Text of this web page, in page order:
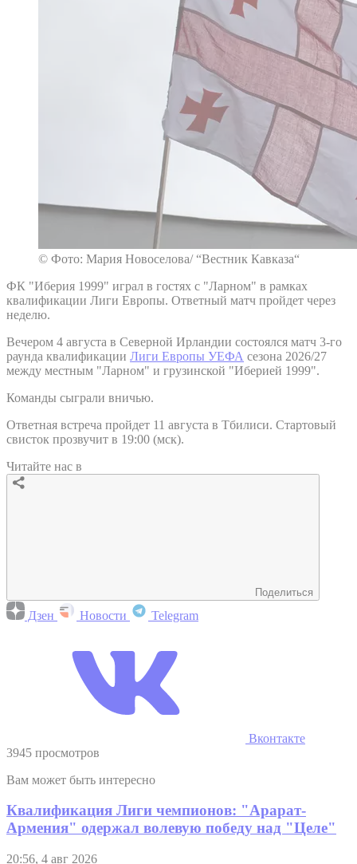
© Фото: Мария Новоселова/ “Вестник Кавказа“
ФК "Иберия 1999" играл в гостях с "Ларном" в рамках
квалификации Лиги Европы. Ответный матч пройдет через
неделю.
Вечером 4 августа в Северной Ирландии состоялся матч 3-го
раунда квалификации Лиги Европы УЕФА сезона 2026/27
между местным "Ларном" и грузинской "Иберией 1999".
Команды сыграли вничью.
Ответная встреча пройдет 11 августа в Тбилиси. Стартовый
свисток прозвучит в 19:00 (мск).
Читайте нас в
Поделиться
Дзен Новости Telegram
Вконтакте
3945 просмотров
Вам может быть интересно
Квалификация Лиги чемпионов: "Арарат-
Армения" одержал волевую победу над "Целе"
20:56, 4 авг 2026